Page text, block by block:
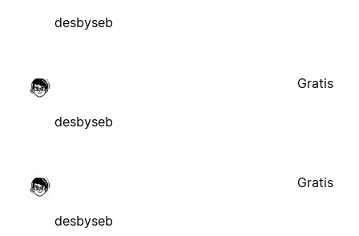
desbyseb
desbyseb
Gratis
desbyseb
Gratis